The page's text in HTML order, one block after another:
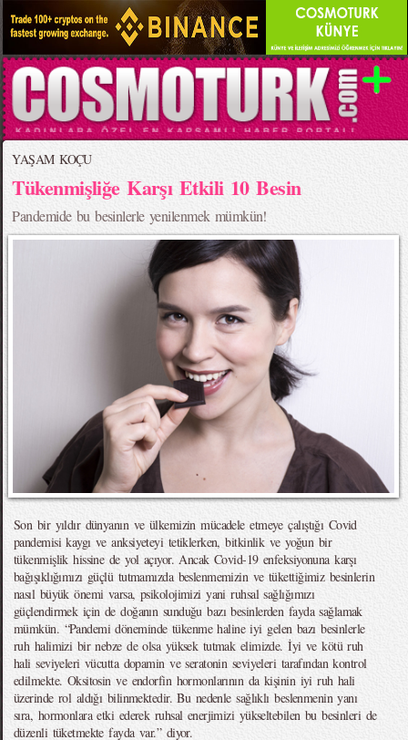
YAŞAM KOÇU
Tükenmişliğe Karşı Etkili 10 Besin
Pandemide bu besinlerle yenilenmek mümkün!
Son bir yıldır dünyanın ve ülkemizin mücadele etmeye çalıştığı Covid
pandemisi kaygı ve anksiyeteyi tetiklerken, bitkinlik ve yoğun bir
tükenmişlik hissine de yol açıyor. Ancak Covid-19 enfeksiyonuna karşı
bağışıklığımızı güçlü tutmamızda beslenmemizin ve tükettiğimiz besinlerin
nasıl büyük önemi varsa, psikolojimizi yani ruhsal sağlığımızı
güçlendirmek için de doğanın sunduğu bazı besinlerden fayda sağlamak
mümkün. “Pandemi döneminde tükenme haline iyi gelen bazı besinlerle
ruh halimizi bir nebze de olsa yüksek tutmak elimizde. İyi ve kötü ruh
hali seviyeleri vücutta dopamin ve seratonin seviyeleri tarafından kontrol
edilmekte. Oksitosin ve endorfin hormonlarının da kişinin iyi ruh hali
üzerinde rol aldığı bilinmektedir. Bu nedenle sağlıklı beslenmenin yanı
sıra, hormonlara etki ederek ruhsal enerjimizi yükseltebilen bu besinleri de
düzenli tüketmekte fayda var.” diyor.